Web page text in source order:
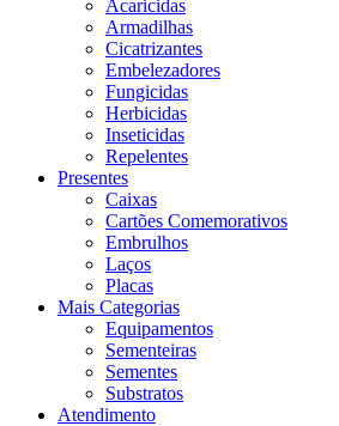
Acaricidas
Armadilhas
Cicatrizantes
Embelezadores
Fungicidas
Herbicidas
Inseticidas
Repelentes
Presentes
Caixas
Cartões Comemorativos
Embrulhos
Laços
Placas
Mais Categorias
Equipamentos
Sementeiras
Sementes
Substratos
Atendimento